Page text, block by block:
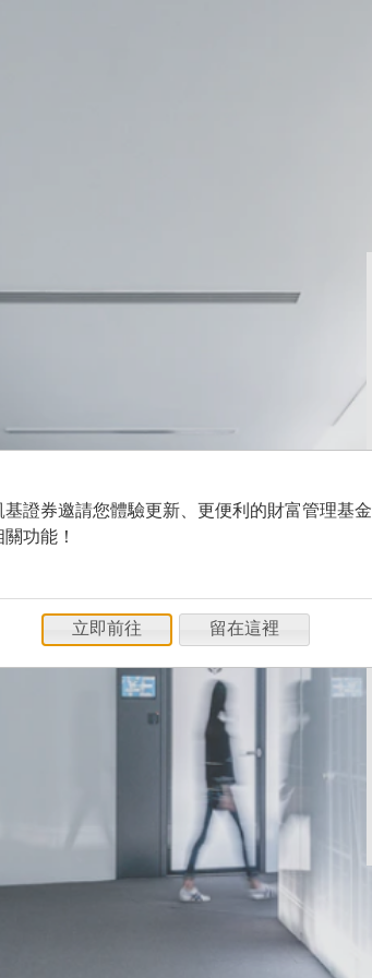
基證券邀請您體驗更新、更便利的財富管理基金
關功能！
立即前往 留在這裡